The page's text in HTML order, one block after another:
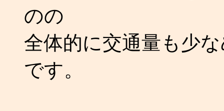
のの
全体的に交通量も少
です。